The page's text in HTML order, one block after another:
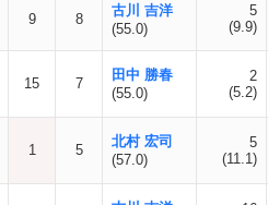
9 8
古川 吉洋
(55.0)
5
(9.9)
15 7
田中 勝春
(55.0)
2
(5.2)
1 5
北村 宏司
(57.0)
5
(11.1)